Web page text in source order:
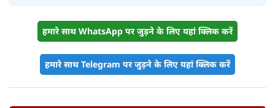
हमारे साथ WhatsApp पर जुड़ने के लिए यहां क्लिक करें
हमारे साथ Telegram पर जुड़ने के लिए यहां क्लिक करें